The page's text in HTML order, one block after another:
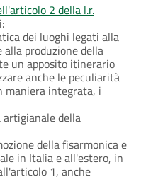
2 della l.r.
dei luoghi legati alla
produzione della
un apposito itinerario
anche le peculiarità
integrata, i
della
della fisarmonica e
in Italia e all'estero, in
1, anche